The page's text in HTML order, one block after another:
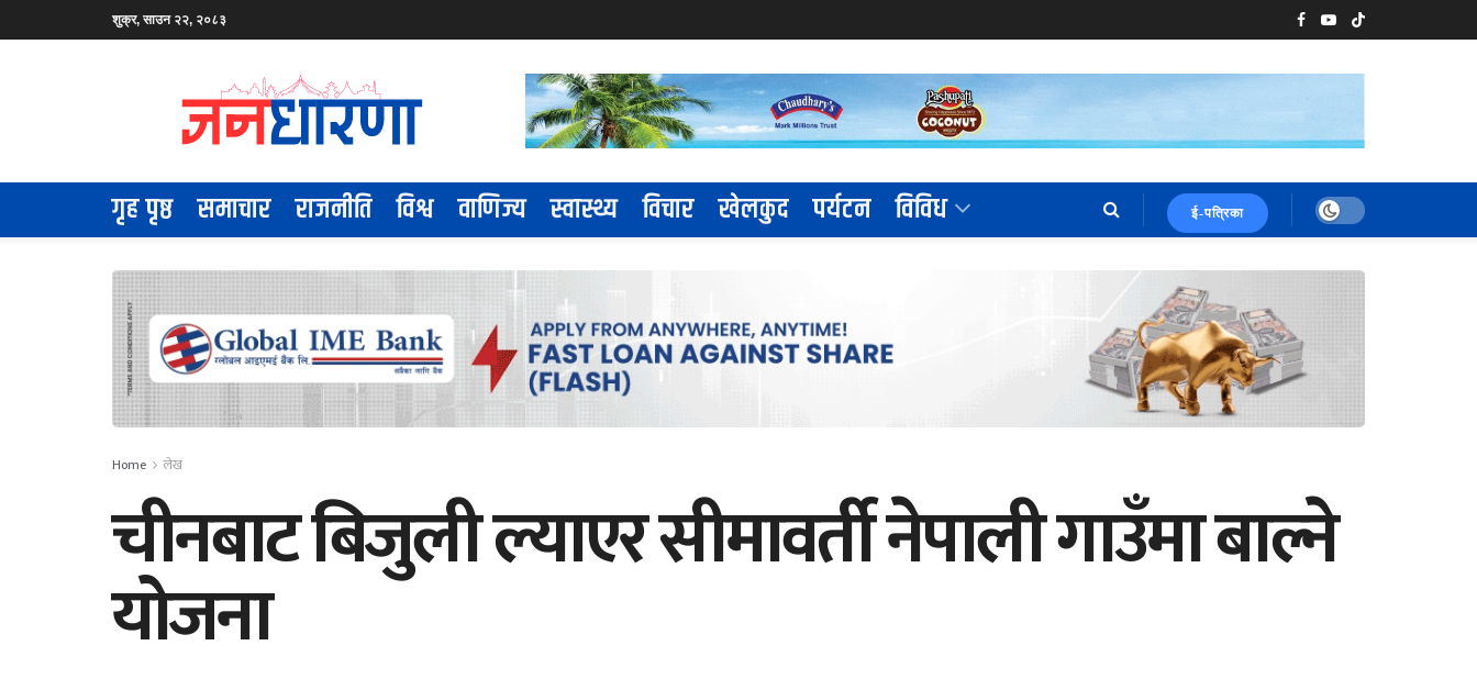
शुक्र, साउन २२, २०८३
गृह पृष्ठ समाचार राजनीति विश्व वाणिज्य स्वास्थ्य विचार खेलकुद पर्यटन विविध ई-पत्रिका
Home लेख
चीनबाट बिजुली ल्याएर सीमावर्ती नेपाली गाउँमा बाल्ने
योजना